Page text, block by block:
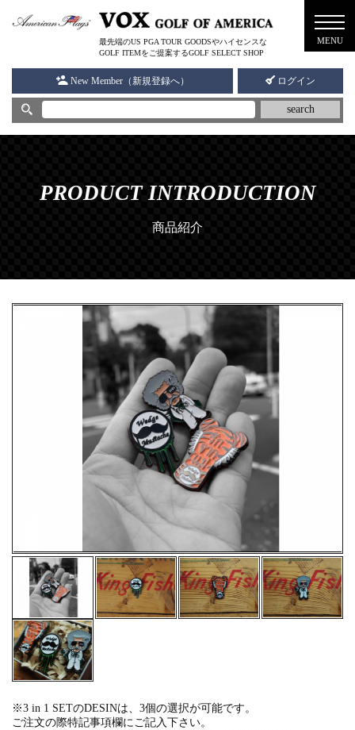
最先端のUS PGA TOUR GOODSやハイセンスな
GOLF ITEMをご提案するGOLF SELECT SHOP
New Member（新規登録へ） ログイン
search
PRODUCT INTRODUCTION
商品紹介
※3 in 1 SETのDESINは、3個の選択が可能です。
ご注文の際特記事項欄にご記入下さい。
メニ
ュー
MENU